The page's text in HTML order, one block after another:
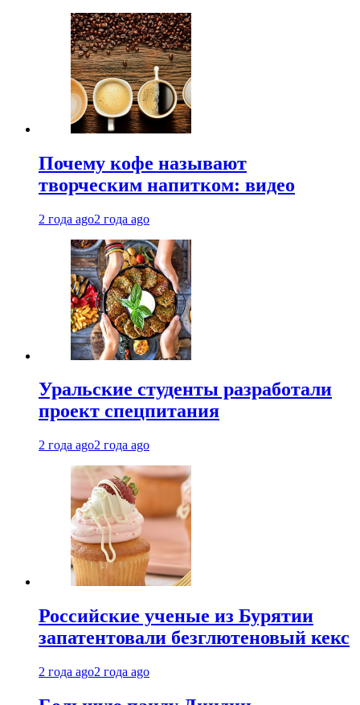
Почему кофе называют
творческим напитком: видео
2 года ago2 года ago
Уральские студенты разработали
проект спецпитания
2 года ago2 года ago
Российские ученые из Бурятии
запатентовали безглютеновый кекс
2 года ago2 года ago